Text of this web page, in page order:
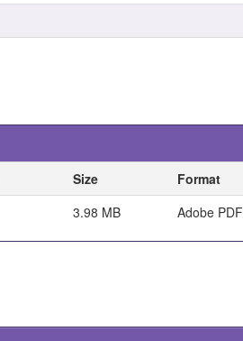
Size
Format
3.98 MB Adobe PDF